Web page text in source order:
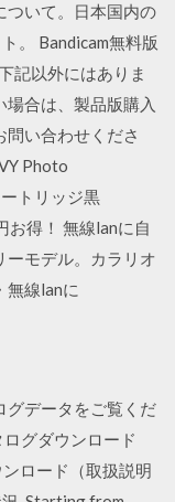
ついて。日本国内の
。 Bandicam無料版
記以外にはありま
合は、製品版購入
い合わせくださ
Photo
トリッジ黒
お得！ 無線lanに自
ーモデル。カラリオ
無線lanに
グデータをご覧くだ
グダウンロード
ンロード（取扱説明